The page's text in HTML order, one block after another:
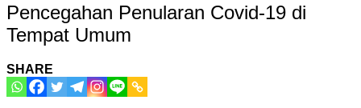
Pencegahan Penularan Covid-19 di
Tempat Umum
SHARE